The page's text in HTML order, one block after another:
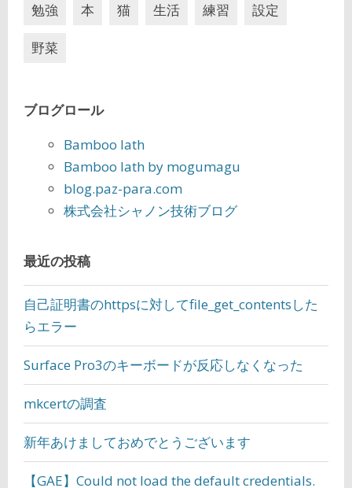
勉強 本 猫 生活 練習 設定
野菜
ブログロール
Bamboo lath
Bamboo lath by mogumagu
blog.paz-para.com
株式会社シャノン技術ブログ
最近の投稿
自己証明書のhttpsに対してfile_get_contentsした
らエラー
Surface Pro3のキーボードが反応しなくなった
mkcertの調査
新年あけましておめでとうございます
【GAE】Could not load the default credentials.